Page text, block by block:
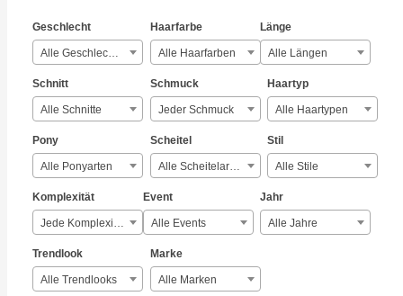
Geschlecht
Alle Geschlechter
Haarfarbe
Alle Haarfarben
Länge
Alle Längen
Schnitt
Alle Schnitte
Schmuck
Jeder Schmuck
Haartyp
Alle Haartypen
Pony
Alle Ponyarten
Scheitel
Alle Scheitelarten
Stil
Alle Stile
Komplexität
Jede Komplexität
Event
Alle Events
Jahr
Alle Jahre
Trendlook
Alle Trendlooks
Marke
Alle Marken